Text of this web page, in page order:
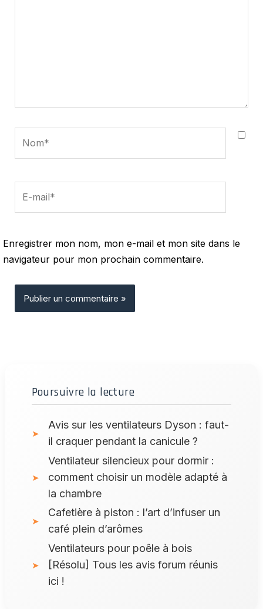
mail*
Enregistrer mon nom, mon e-mail et mon site dans le
navigateur pour mon prochain commentaire.
Poursuivre la lecture
Avis sur les ventilateurs Dyson : faut-
il craquer pendant la canicule ?
Ventilateur silencieux pour dormir :
comment choisir un modèle adapté à
la chambre
Cafetière à piston : l’art d’infuser un
café plein d’arômes
Ventilateurs pour poêle à bois
[Résolu] Tous les avis forum réunis
ici !